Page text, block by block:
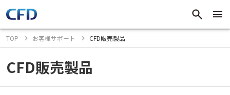
TOP お客様サポート CFD販売製品
CFD販売製品